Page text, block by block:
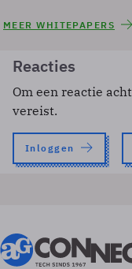
MEER WHITEPAPERS
Reacties
Om een reactie
vereist.
Inloggen